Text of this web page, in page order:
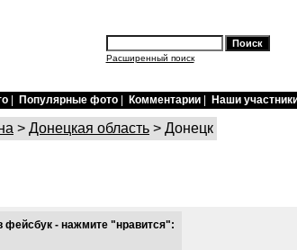
Расширенный поиск
Популярные фото Комментарии Наши
> Донецкая область > Донецк
фейсбук - нажмите "нравится":